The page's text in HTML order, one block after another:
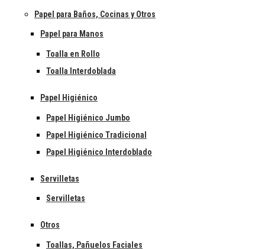
Papel para Baños, Cocinas y Otros
Papel para Manos
Toalla en Rollo
Toalla Interdoblada
Papel Higiénico
Papel Higiénico Jumbo
Papel Higiénico Tradicional
Papel Higiénico Interdoblado
Servilletas
Servilletas
Otros
Toallas, Pañuelos Faciales